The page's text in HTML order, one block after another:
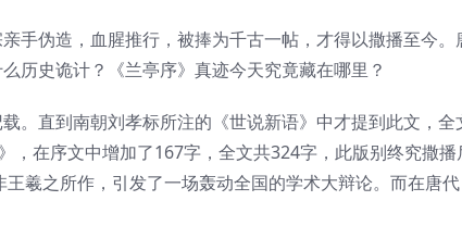
手伪造，血腥推行，被捧为千古一帖，才得以撒播至今。
历史诡计？《兰亭序》真迹今天究竟藏在哪里？
。直到南朝刘孝标所注的《世说新语》中才提到此文，全
，在序文中增加了167字，全文共324字，此版别终究撒播
羲之所作，引发了一场轰动全国的学术大辩论。而在唐代